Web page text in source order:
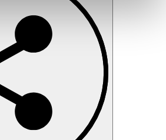
die Sie ihnen bereitgestellt
Rahmen Ihrer Nutzung der Dienste
Datenschutzerklärung